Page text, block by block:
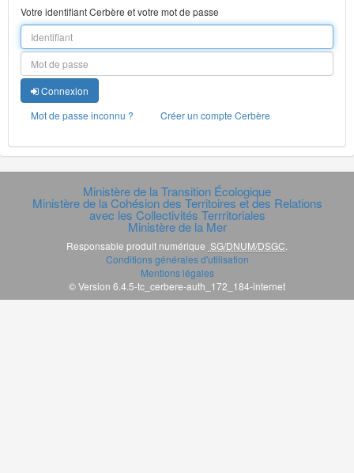
Votre identifiant Cerbère et votre mot de passe
Connexion
Mot de passe inconnu ?
Créer un compte Cerbère
Ministère de la Transition Écologique
Ministère de la Cohésion des Territoires et des Relations
avec les Collectivités Terrritoriales
Ministère de la Mer
Responsable produit numérique SG/DNUM/DSGC.
Conditions générales d'utilisation
Mentions légales
© Version 6.4.5-tc_cerbere-auth_172_184-internet